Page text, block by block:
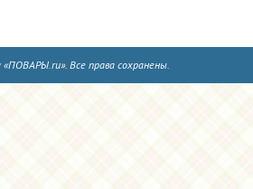
Все права сохранены.